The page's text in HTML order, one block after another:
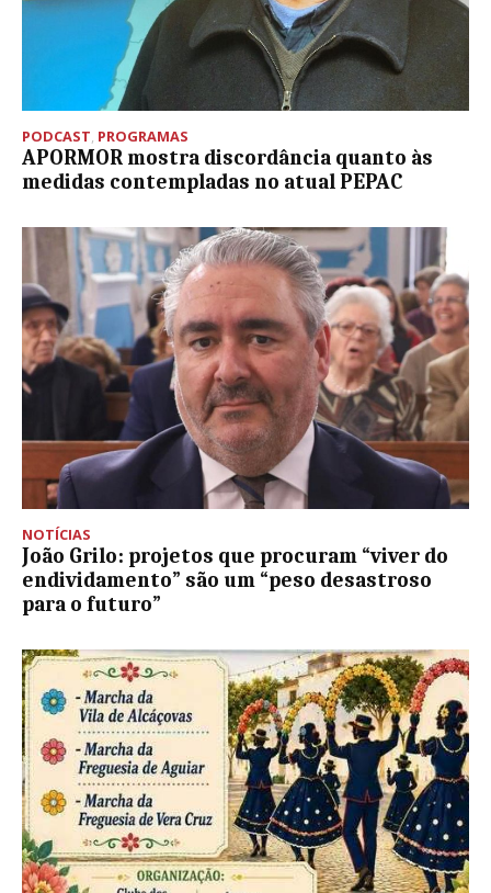
PODCAST PROGRAMAS
APORMOR mostra discordância quanto às
medidas contempladas no atual PEPAC
NOTÍCIAS
João Grilo: projetos que procuram “viver do
endividamento” são um “peso desastroso
para o futuro”